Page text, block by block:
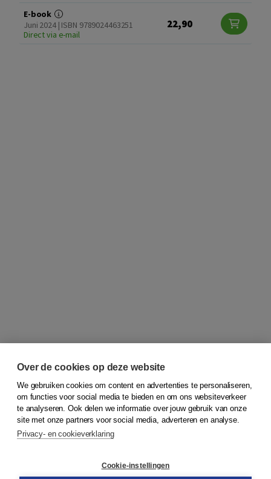
E-book
Juni 2024 | ISBN 9789024463251
Direct via e-mail
22,90
© 2026Koninklijke Boom uitgevers
Over de cookies op deze website
We gebruiken cookies om content en advertenties te personaliseren,
om functies voor social media te bieden en om ons websiteverkeer
te analyseren. Ook delen we informatie over jouw gebruik van onze
site met onze partners voor social media, adverteren en analyse.
Privacy- en cookieverklaring
Cookie-instellingen